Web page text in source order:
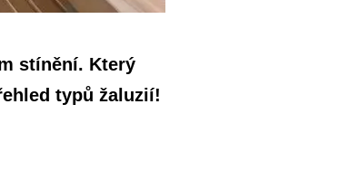
stínění. Který
typů žaluzií!